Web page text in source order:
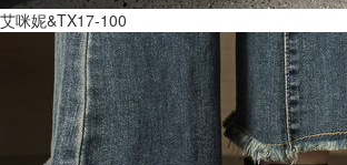
艾咪妮&TX17-100